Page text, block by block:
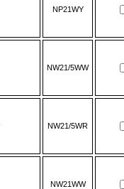
NP21WY
NW21/5WW
NW21/5WR
NW21WW